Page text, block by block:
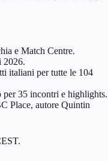
e Match Centre.
2026.
italiani per tutte le 104
35 incontri e highlights.
Place, autore Quintin